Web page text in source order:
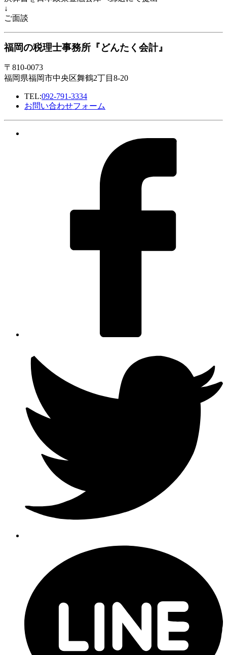
↓
ご面談
福岡の税理士事務所『どんたく会計』
〒810-0073
福岡県福岡市中央区舞鶴2丁目8-20
TEL:092-791-3334
お問い合わせフォーム